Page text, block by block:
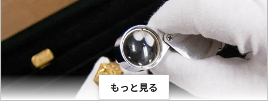
参考買取価格
111,600円 110,100円
金や白金などの貴金属はそれぞれ固有の比重値を持っていま
す。比重とは、私達が生活している場所で(常温、常圧で)その
物質の1立方センチメートル当りの重量のことをいいます。(※
物質を1センチ角のサイの目状に切った時のその重さ) 1立方セ
ンチメートルあたり何グラムかは、金属ごとに異なり、K18や
PT900のように何種類かの貴金属を混ぜ合わせて作った合金
でも、その混合比率が解っているので比重が計算出来ます。こ
もっと見る